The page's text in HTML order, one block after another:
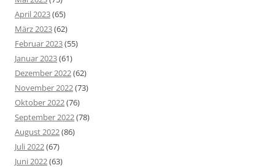
April 2023(65)
März 2023(62)
Februar 2023(55)
Januar 2023(61)
Dezember 2022(62)
November 2022(73)
Oktober 2022(76)
September 2022(78)
August 2022(86)
Juli 2022(67)
Juni 2022(63)